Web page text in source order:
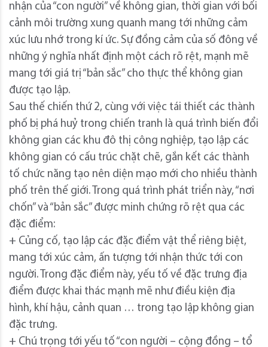
nhận của “con người” về không gian, thời gian với bối
cảnh môi trường xung quanh mang tới những cảm
xúc lưu nhớ trong kí ức. Sự đồng cảm của số đông về
những ý nghĩa nhất định một cách rõ rệt, mạnh mẽ
mang tới giá trị “bản sắc” cho thực thể không gian
được tạo lập.
Sau thế chiến thứ 2, cùng với việc tái thiết các thành
phố bị phá huỷ trong chiến tranh là quá trình biến đổi
không gian các khu đô thị công nghiệp, tạo lập các
không gian có cấu trúc chặt chẽ, gắn kết các thành
tố chức năng tạo nên diện mạo mới cho nhiều thành
phố trên thế giới. Trong quá trình phát triển này, “nơi
chốn” và “bản sắc” được minh chứng rõ rệt qua các
đặc điểm:
+ Củng cố, tạo lập các đặc điểm vật thể riêng biệt,
mang tới xúc cảm, ấn tượng tới nhận thức tới con
người. Trong đặc điểm này, yếu tố về đặc trưng địa
điểm được khai thác mạnh mẽ như điều kiện địa
hình, khí hậu, cảnh quan … trong tạo lập không gian
đặc trưng.
+ Chú trọng tới yếu tố “con người – cộng đồng – tổ